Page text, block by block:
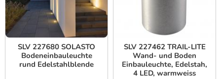
SLV 227680 SOLASTO
Bodeneinbauleuchte
rund Edelstahlblende
SLV 227462 TRAIL-LITE
Wand- und Boden
Einbauleuchte, Edelstah,
4 LED, warmweiss